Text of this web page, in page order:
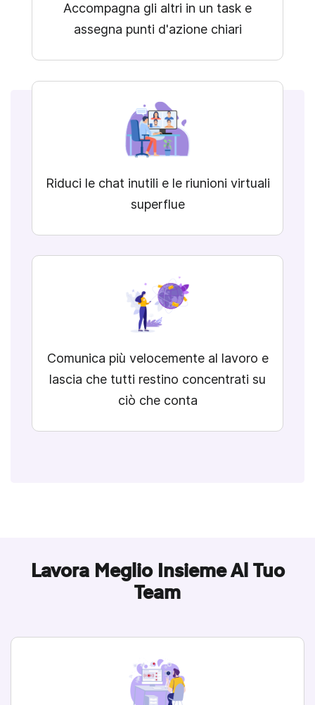
Accompagna gli altri in un task e
assegna punti d'azione chiari
Riduci le chat inutili e le riunioni virtuali
superflue
Comunica più velocemente al lavoro e
lascia che tutti restino concentrati su
ciò che conta
Lavora Meglio Insieme Al Tuo
Team